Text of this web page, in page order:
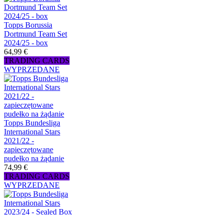
Topps Borussia
Dortmund Team Set
2024/25 - box
64,99 €
TRADING CARDS
WYPRZEDANE
Topps Bundesliga
International Stars
2021/22 -
zapieczętowane
pudełko na żądanie
74,99 €
TRADING CARDS
WYPRZEDANE